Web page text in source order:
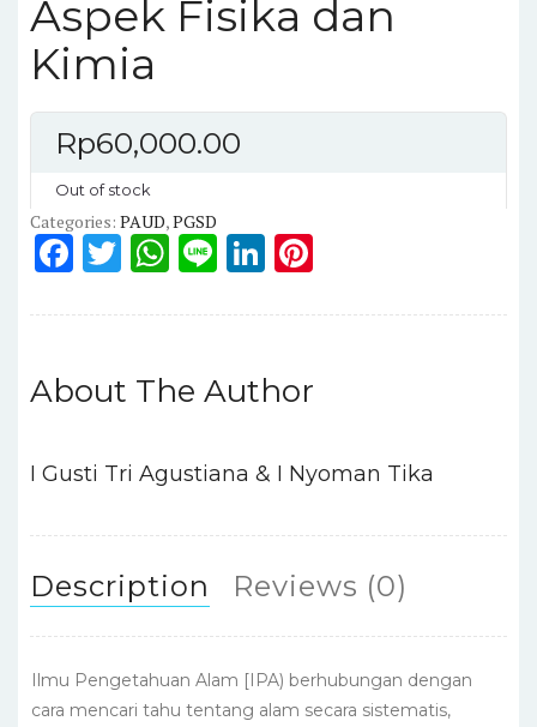
Aspek Fisika dan
Kimia
Rp60,000.00
Out of stock
Categories: PAUD,PGSD
F
c
b
o
T
it
te
r
W
a
A
p
Li
e
Li
k
e
dI
te
About The Author
I Gusti Tri Agustiana & I Nyoman Tika
Description Reviews (0)
Ilmu Pengetahuan Alam [IPA) berhubungan dengan
cara mencari tahu tentang alam secara sistematis,